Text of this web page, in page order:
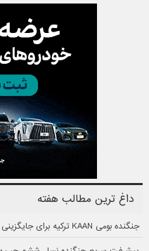
داغ ترین مطالب هفته
جنگنده بومی KAAN ترکیه برای جایگزینی F-35 یک قدم به نخستین پرواز نزدیک‌تر شد